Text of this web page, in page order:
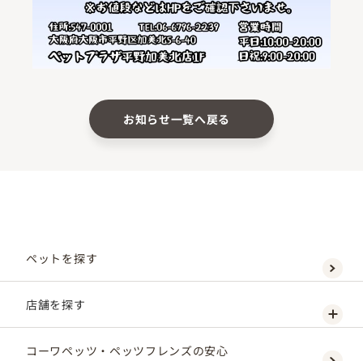
お知らせ一覧へ戻る
ペットを探す
店舗を探す
コーワペッツ・ペッツフレンズの安心